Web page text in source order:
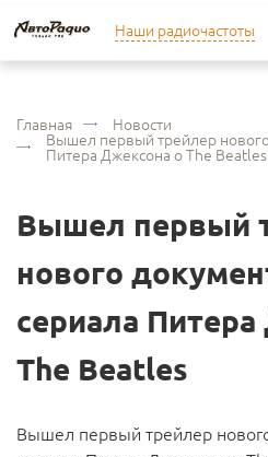
Наши радиочастоты
Главная Новости
Вышел первый трейлер
Питера Джексона о The Beatles
Вышел первый
нового
сериала
The Beatles
Вышел первый трейлер